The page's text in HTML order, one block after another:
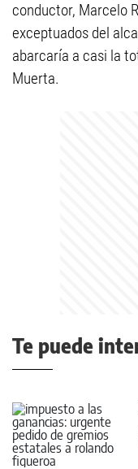
conductor, Marcelo
exceptuados del
abarcaría a casi la
Muerta.
Te puede